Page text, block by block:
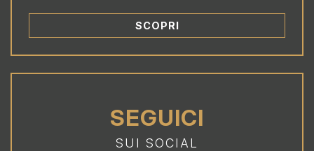
SCOPRI
SEGUICI
SUI SOCIAL